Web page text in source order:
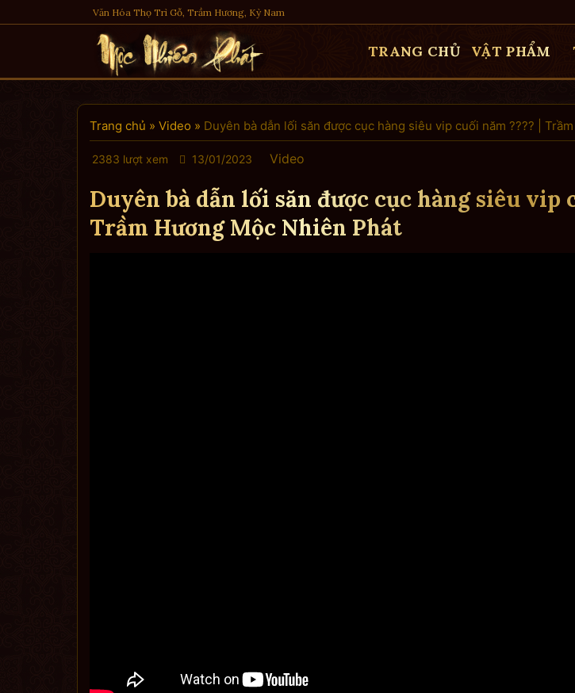
to
Văn Hóa Thọ Trì Gỗ, Trầm Hương, Kỳ Nam
TRANG CHỦ VẬT PHẨM
Trang chủ » Video » Duyên bà dẫn lối săn được cục hàng siêu vip cuối năm ???? |
2383 lượt xem 13/01/2023 Video
Duyên bà dẫn lối săn được cục hàng siêu vip
Trầm Hương Mộc Nhiên Phát